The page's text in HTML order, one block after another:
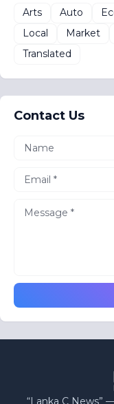
Arts Auto
Local
Market
Translated
Contact Us
“Lanka C